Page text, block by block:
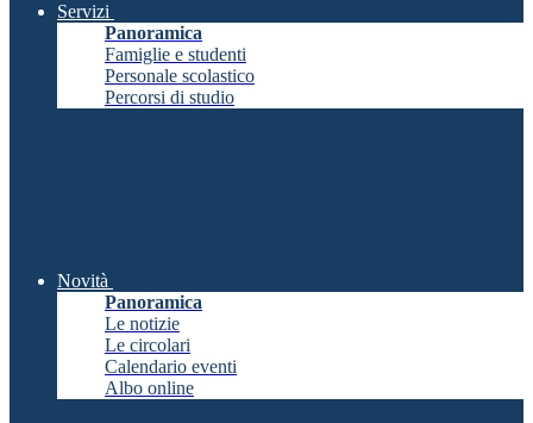
Servizi
Panoramica
Famiglie e studenti
Personale scolastico
Percorsi di studio
Novità
Panoramica
Le notizie
Le circolari
Calendario eventi
Albo online